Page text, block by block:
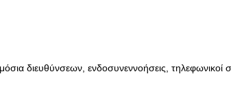
διευθύνσεων, ενδοσυνεννοήσεις, τηλεφωνικοί